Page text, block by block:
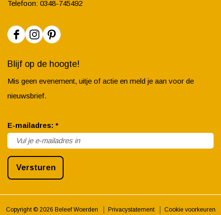
Telefoon: 0348-745492
F
c
e
b
o
k
B
I
t
a
r
a
m
P
t
e
s
t
Blijf op de hoogte!
Mis geen evenement, uitje of actie en meld je aan voor de
nieuwsbrief.
E-mailadres:*v
e
r
c
Versturen
Copyright © 2026 Beleef Woerden Privacystatement Cookie voorkeuren